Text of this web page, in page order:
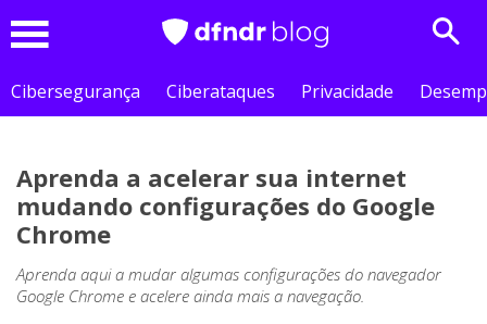
Cibersegurança
Ciberataques Privacidade
Aprenda a acelerar sua internet
mudando configurações do Google
Chrome
Aprenda aqui a mudar algumas configurações do navegador
Google Chrome e acelere ainda mais a navegação.